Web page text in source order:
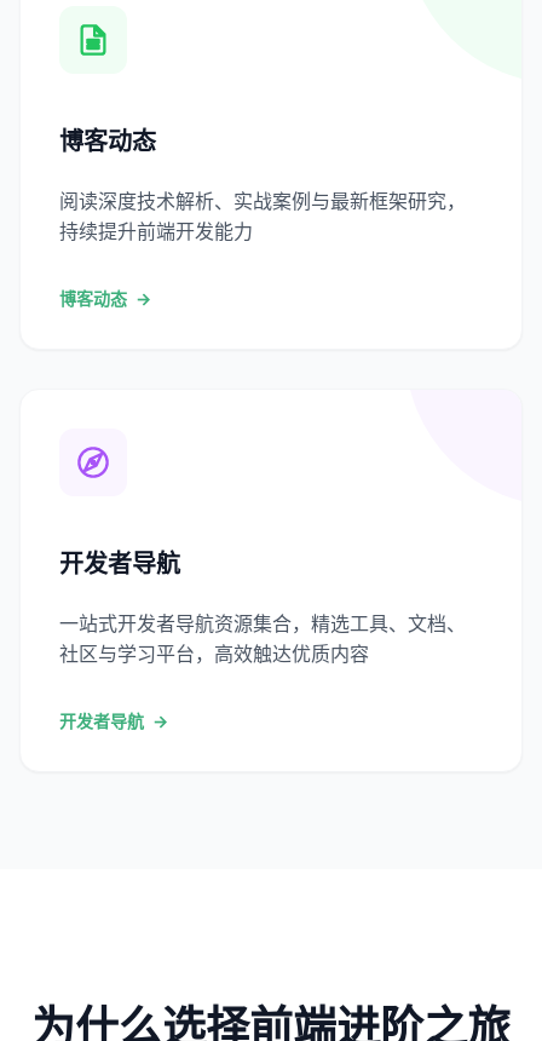
博客动态
阅读深度技术解析、实战案例与最新框架研究，
持续提升前端开发能力
博客动态 →
开发者导航
一站式开发者导航资源集合，精选工具、文档、
社区与学习平台，高效触达优质内容
开发者导航 →
为什么选择前端进阶之旅